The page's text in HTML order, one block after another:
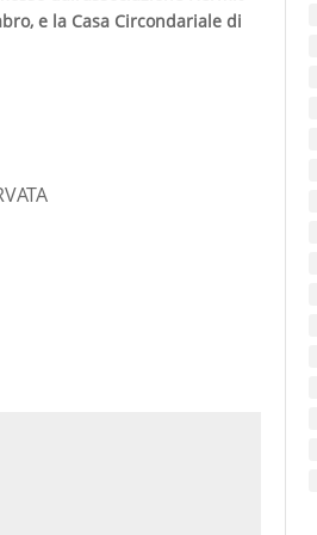
e la Casa Circondariale di